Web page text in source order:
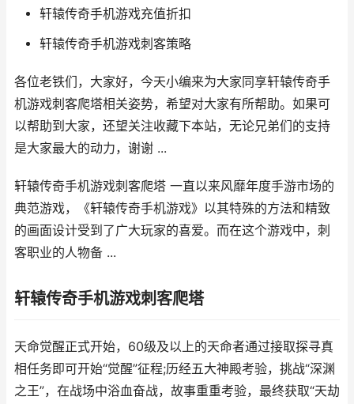
轩辕传奇手机游戏充值折扣
轩辕传奇手机游戏刺客策略
各位老铁们，大家好，今天小编来为大家同享轩辕传奇手
机游戏刺客爬塔相关姿势，希望对大家有所帮助。如果可
以帮助到大家，还望关注收藏下本站，无论兄弟们的支持
是大家最大的动力，谢谢 ...
轩辕传奇手机游戏刺客爬塔 一直以来风靡年度手游市场的
典范游戏，《轩辕传奇手机游戏》以其特殊的方法和精致
的画面设计受到了广大玩家的喜爱。而在这个游戏中，刺
客职业的人物备 ...
轩辕传奇手机游戏刺客爬塔
天命觉醒正式开始，60级及以上的天命者通过接取探寻真
相任务即可开始“觉醒”征程;历经五大神殿考验，挑战“深渊
之王”，在战场中浴血奋战，故事重重考验，最终获取“天劫